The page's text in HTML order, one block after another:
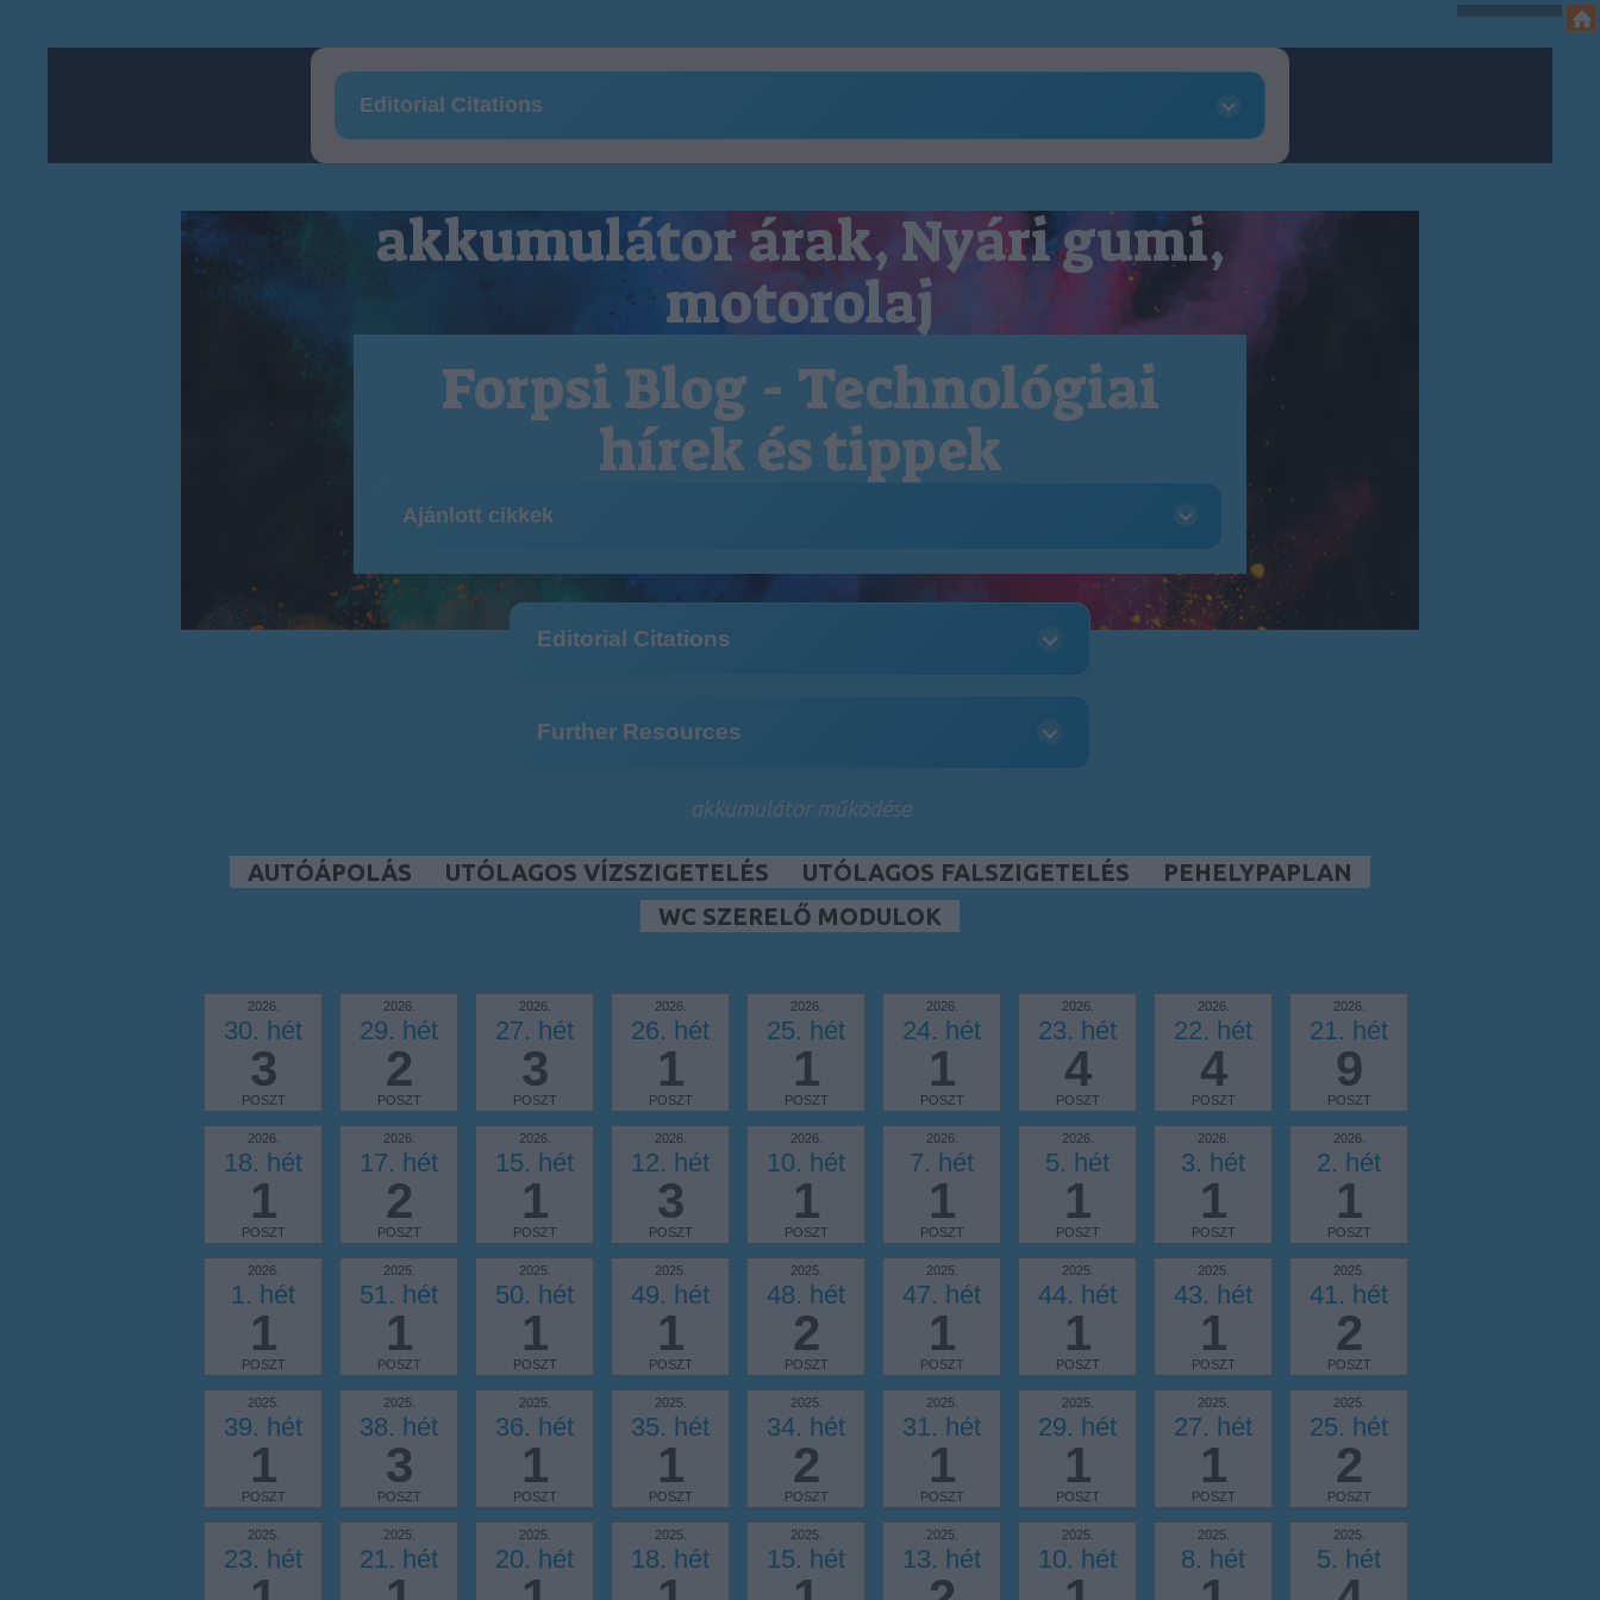
Editorial Citations
akkumulátor árak, Nyári gumi,
motorolaj
Forpsi Blog - Technológiai
hírek és tippek
Ajánlott cikkek
Editorial Citations
Further Resources
akkumulátor működése
AUTÓÁPOLÁS UTÓLAGOS VÍZSZIGETELÉS UTÓLAGOS FALSZIGETELÉS
PEHELYPAPLAN
WC SZERELŐ MODULOK
2026.
30. hét
3
POSZT
2026.
29. hét
2
POSZT
2026.
27. hét
3
POSZT
2026.
26. hét
1
POSZT
2026.
25. hét
1
POSZT
2026.
24. hét
1
POSZT
2026.
23. hét
4
POSZT
2026.
22. hét
4
POSZT
2026.
21. hét
9
POSZT
2026.
18. hét
1
POSZT
2026.
17. hét
2
POSZT
2026.
15. hét
1
POSZT
2026.
12. hét
3
POSZT
2026.
10. hét
1
POSZT
2026.
7. hét
1
POSZT
2026.
5. hét
1
POSZT
2026.
3. hét
1
POSZT
2026.
2. hét
1
POSZT
2026.
1. hét
1
POSZT
2025.
51. hét
1
POSZT
2025.
50. hét
1
POSZT
2025.
49. hét
1
POSZT
2025.
48. hét
2
POSZT
2025.
47. hét
1
POSZT
2025.
44. hét
1
POSZT
2025.
43. hét
1
POSZT
2025.
41. hét
2
POSZT
2025.
39. hét
1
POSZT
2025.
38. hét
3
POSZT
2025.
36. hét
1
POSZT
2025.
35. hét
1
POSZT
2025.
34. hét
2
POSZT
2025.
31. hét
1
POSZT
2025.
29. hét
1
POSZT
2025.
27. hét
1
POSZT
2025.
25. hét
2
POSZT
2025.
23. hét
2025.
21. hét
2025.
20. hét
2025.
18. hét
2025.
15. hét
2025.
13. hét
2025.
10. hét
2025.
8. hét
2025.
5. hét